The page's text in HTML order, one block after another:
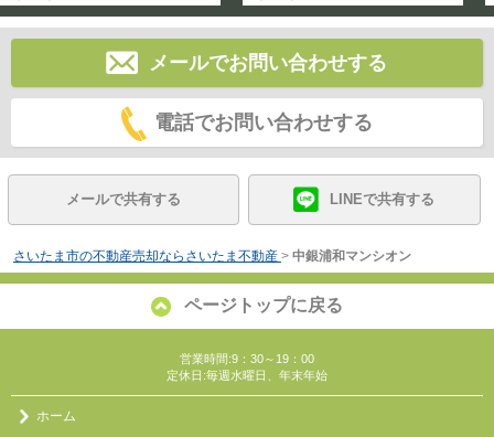
メールでお問い合わせする
電話でお問い合わせする
メールで共有する LINEで共有する
さいたま市の不動産売却ならさいたま不動産 > 中銀浦和マンシオン
ページトップに戻る
営業時間:9：30～19：00
定休日:毎週水曜日、年末年始
ホーム